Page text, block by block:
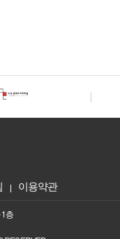
이용약관
층